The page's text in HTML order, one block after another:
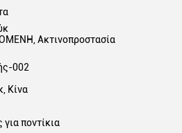
Ακτινοπροστασία
002
Κίνα
ποντίκια